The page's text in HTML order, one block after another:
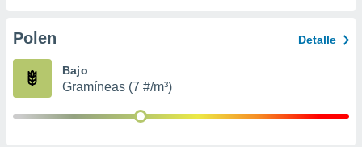
e
mediante
Polen Detalle
Bajo
Gramíneas (7 #/m³)